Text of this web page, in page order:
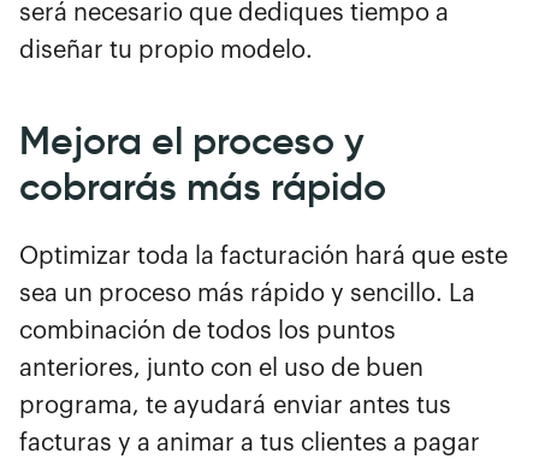
será necesario que dediques tiempo a
diseñar tu propio modelo.
Mejora el proceso y
cobrarás más rápido
Optimizar toda la facturación hará que este
sea un proceso más rápido y sencillo. La
combinación de todos los puntos
anteriores, junto con el uso de buen
programa, te ayudará enviar antes tus
facturas y a animar a tus clientes a pagar